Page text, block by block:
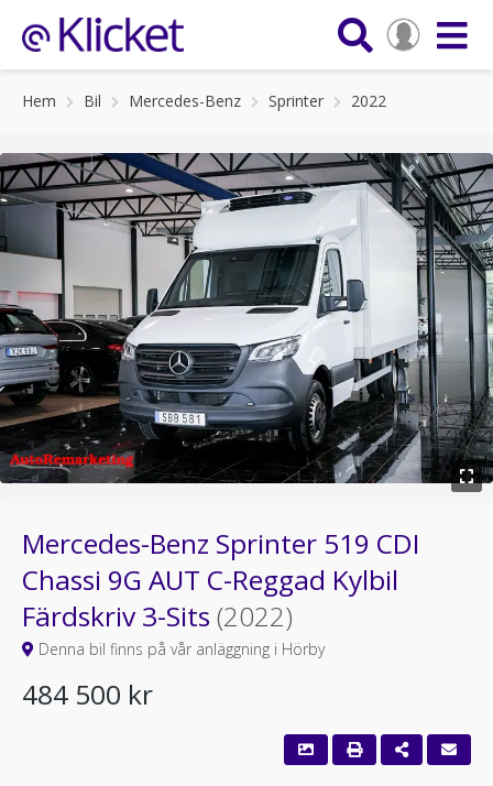
Hem Bil Mercedes-Benz Sprinter 2022
Mercedes-Benz Sprinter 519 CDI
Chassi 9G AUT C-Reggad Kylbil
Färdskriv 3-Sits (2022)
Denna bil finns på vår anläggning i Hörby
484 500 kr